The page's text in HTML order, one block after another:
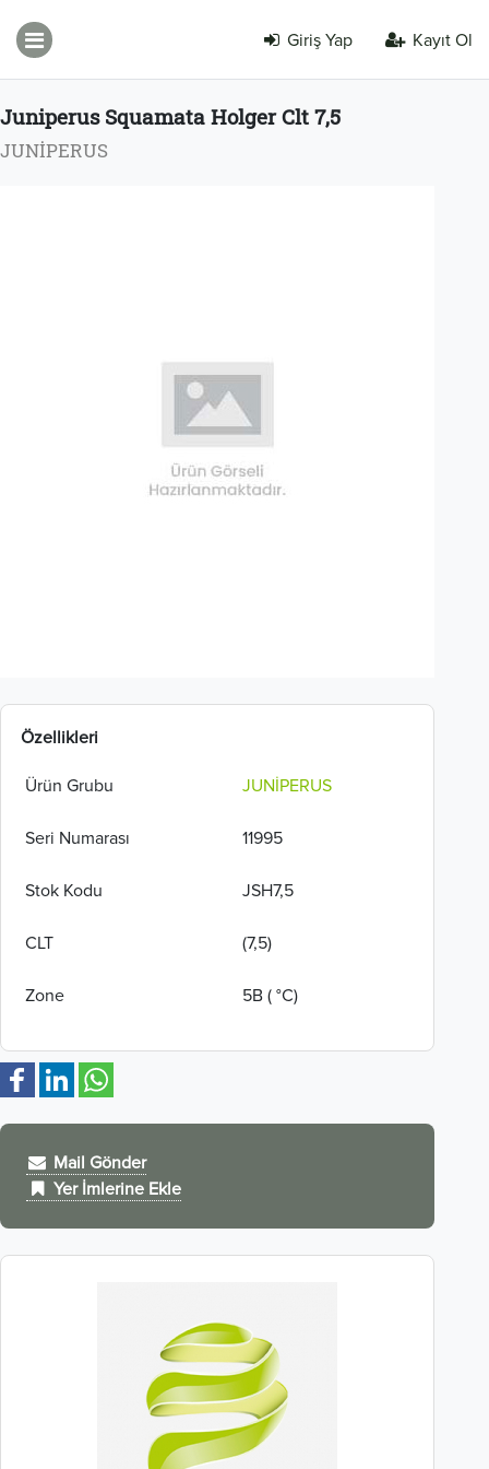
Giriş Yap Kayıt Ol
Juniperus Squamata Holger Clt 7,5
JUNİPERUS
Özellikleri
Ürün Grubu JUNİPERUS
Seri Numarası 11995
Stok Kodu JSH7,5
CLT (7,5)
Zone 5B ( °C)
Mail Gönder
Yer İmlerine Ekle